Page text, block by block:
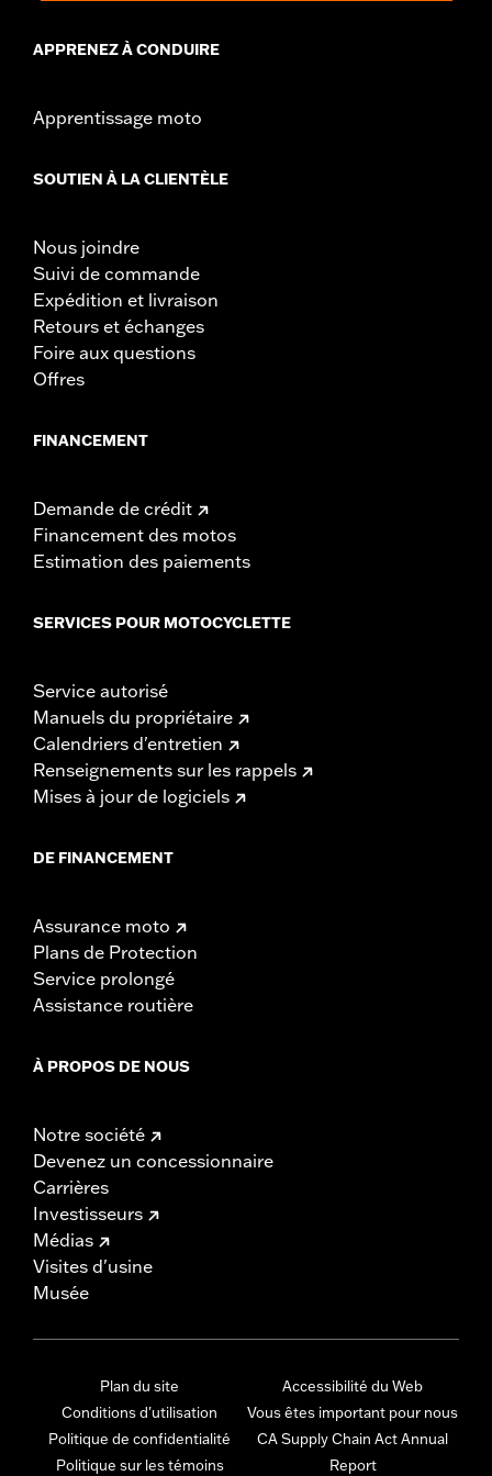
APPRENEZ À CONDUIRE
Apprentissage moto
SOUTIEN À LA CLIENTÈLE
Nous joindre
Suivi de commande
Expédition et livraison
Retours et échanges
Foire aux questions
Offres
FINANCEMENT
Demande de crédit
Financement des motos
Estimation des paiements
SERVICES POUR MOTOCYCLETTE
Service autorisé
Manuels du propriétaire
Calendriers d'entretien
Renseignements sur les rappels
Mises à jour de logiciels
DE FINANCEMENT
Assurance moto
Plans de Protection
Service prolongé
Assistance routière
À PROPOS DE NOUS
Notre société
Devenez un concessionnaire
Carrières
Investisseurs
Médias
Visites d'usine
Musée
Plan du site
Conditions d'utilisation
Politique de confidentialité
Politique sur les témoins
Accessibilité du Web
Vous êtes important pour nous
CA Supply Chain Act Annual
Report